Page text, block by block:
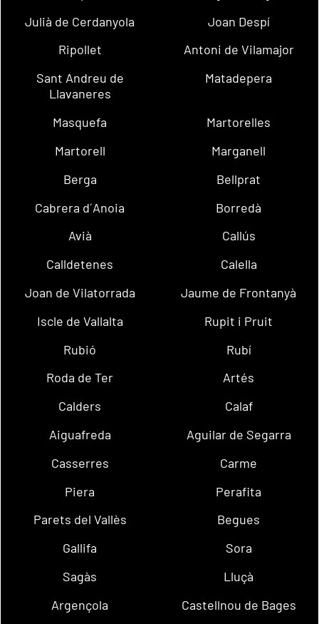
Julià de Cerdanyola
Joan Despí
Ripollet
Antoni de Vilamajor
Sant Andreu de
Llavaneres
Matadepera
Masquefa
Martorelles
Martorell
Marganell
Berga
Bellprat
Cabrera d´Anoia
Borredà
Avià
Callús
Calldetenes
Calella
Joan de Vilatorrada
Jaume de Frontanyà
Iscle de Vallalta
Rupit i Pruit
Rubió
Rubí
Roda de Ter
Artés
Calders
Calaf
Aiguafreda
Aguilar de Segarra
Casserres
Carme
Piera
Perafita
Parets del Vallès
Begues
Gallifa
Sora
Sagàs
Lluçà
Argençola
Castellnou de Bages